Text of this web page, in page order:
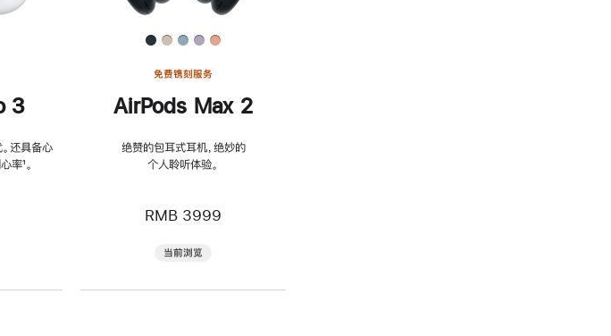
3
还具备心
率脚
¹。
免费镌刻服务
AirPods Max 2
绝赞的包耳式耳机，绝妙的
个人聆听体验。
RMB 3999
当前浏览